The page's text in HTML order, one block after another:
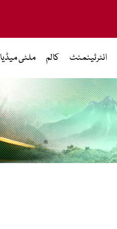
انٹرٹینمنٹ کالم ملٹی میڈیا